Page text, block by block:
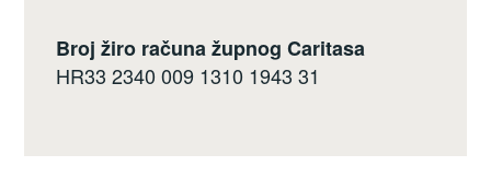
Broj žiro računa župnog Caritasa
HR33 2340 009 1310 1943 31